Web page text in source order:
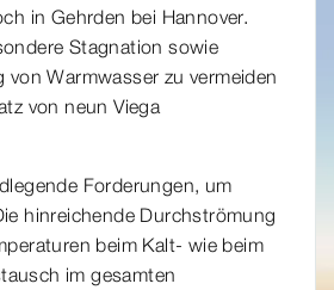
in Gehrden bei Hannover.
Stagnation sowie
Warmwasser zu vermeiden
von neun Viega
Forderungen, um
hinreichende Durchströmung
beim Kalt- wie beim
im gesamten